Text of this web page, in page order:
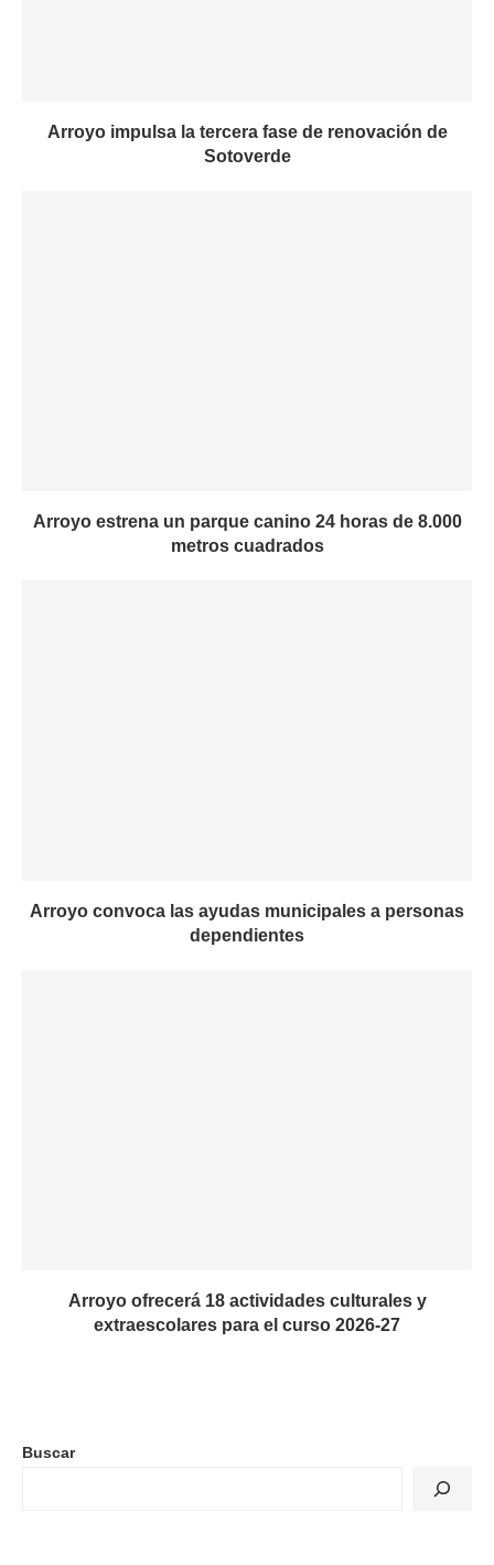
Arroyo impulsa la tercera fase de renovación de
Sotoverde
Arroyo estrena un parque canino 24 horas de 8.000
metros cuadrados
Arroyo convoca las ayudas municipales a personas
dependientes
Arroyo ofrecerá 18 actividades culturales y
extraescolares para el curso 2026-27
Buscar